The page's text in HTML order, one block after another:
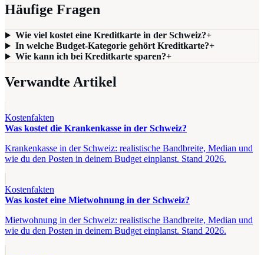
Häufige Fragen
Wie viel kostet eine Kreditkarte in der Schweiz?+
In welche Budget-Kategorie gehört Kreditkarte?+
Wie kann ich bei Kreditkarte sparen?+
Verwandte Artikel
Kostenfakten
Was kostet die Krankenkasse in der Schweiz?
Krankenkasse in der Schweiz: realistische Bandbreite, Median und
wie du den Posten in deinem Budget einplanst. Stand 2026.
Kostenfakten
Was kostet eine Mietwohnung in der Schweiz?
Mietwohnung in der Schweiz: realistische Bandbreite, Median und
wie du den Posten in deinem Budget einplanst. Stand 2026.